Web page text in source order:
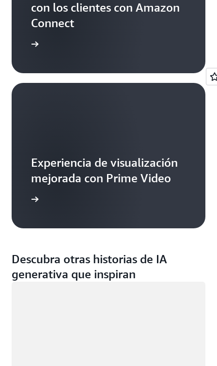
con los clientes con Amazon
Connect
Experiencia de visualización
mejorada con Prime Video
Descubra otras historias de IA
generativa que inspiran